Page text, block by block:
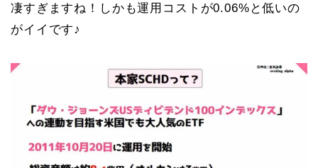
凄すぎますね！しかも運用コストが0.06%と低いの
がイイです♪